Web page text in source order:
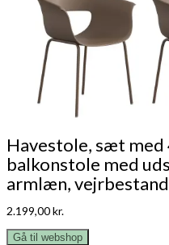
Havestole, sæt med
balkonstole med
armlæn,
2.199,00kr.
Gå til webshop